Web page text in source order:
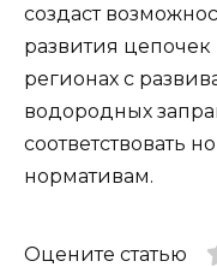
создаст
развития цепочек
регионах с
водородных
соответствовать
нормативам.
Оцените статью